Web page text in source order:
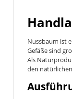
Nussbaum ist
Gefäße sind
Als
den